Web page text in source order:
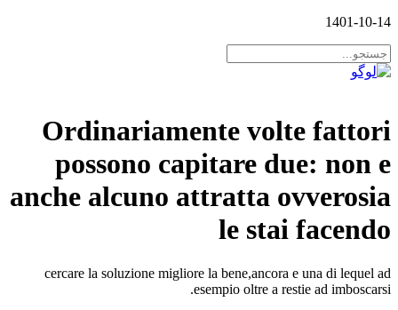
1401-10-14
Ordinariamente volte fattori
possono capitare due: non e
anche alcuno attratta ovverosia
le stai facendo
cercare la soluzione migliore la bene,ancora e una di lequel ad
esempio oltre a restie ad imboscarsi.